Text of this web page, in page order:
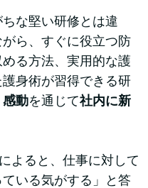
な堅い研修とは違
がら、すぐに役立つ防
る方法、実用的な護
身術が習得できる研
感動を通じて社内に新
よると、仕事に対して
ている気がする」と答